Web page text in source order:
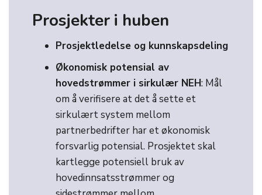
Prosjekter i huben
Prosjektledelse og kunnskapsdeling
Økonomisk potensial av
hovedstrømmer i sirkulær NEH: Mål
om å verifisere at det å sette et
sirkulært system mellom
partnerbedrifter har et økonomisk
forsvarlig potensial. Prosjektet skal
kartlegge potensiell bruk av
hovedinnsatsstrømmer og